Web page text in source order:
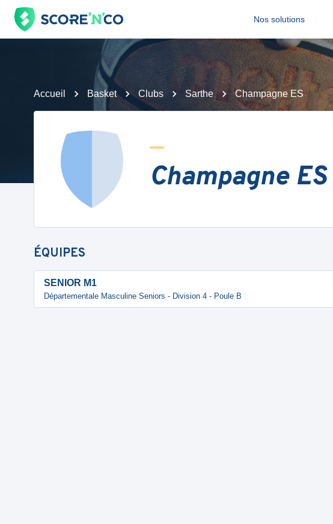
Nos solutions
Accueil Basket Clubs Sarthe Champagne ES
Champagne ES
ÉQUIPES
SENIOR M1
Départementale Masculine Seniors - Division 4 - Poule B